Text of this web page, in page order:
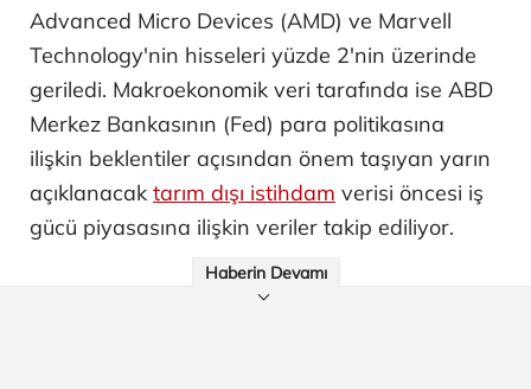
Advanced Micro Devices (AMD) ve Marvell
Technology'nin hisseleri yüzde 2'nin üzerinde
geriledi. Makroekonomik veri tarafında ise ABD
Merkez Bankasının (Fed) para politikasına
ilişkin beklentiler açısından önem taşıyan yarın
açıklanacak tarım dışı istihdam verisi öncesi iş
gücü piyasasına ilişkin veriler takip ediliyor.
Haberin Devamı